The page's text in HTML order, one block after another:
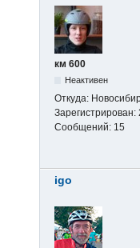
км 600
Неактивен
Откуда:
Зарегистрирован:
Сообщений: 15
igo